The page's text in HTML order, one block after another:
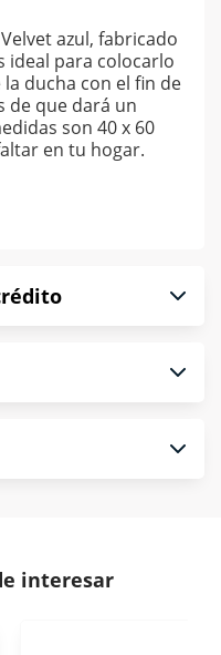
azul, fabricado
ideal para colocarlo
ducha con el fin de
de que dará un
son 40 x 60
en tu hogar.
generas el
conforme a
a fin.
y Encriptación 3D.
de Ética de la
interesar